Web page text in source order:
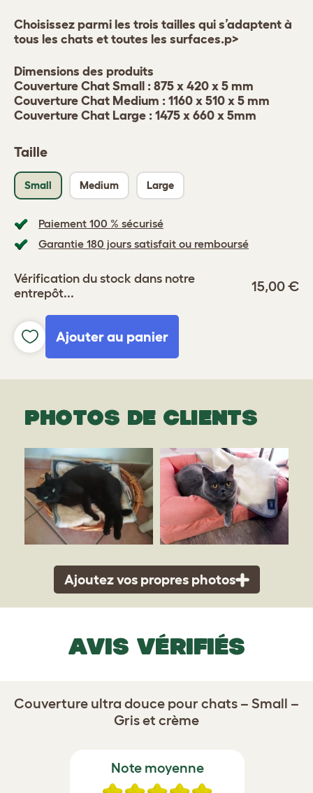
Taille
Small Medium Large
Paiement 100 % sécurisé
Garantie 180 jours satisfait ou remboursé
Vérification du stock dans notre
entrepôt...
15,00 €
Ajouter au panier
Choisissez parmi les trois tailles qui s’adaptent à
tous les chats et toutes les surfaces.p>
Dimensions des produits
Couverture Chat Small : 875 x 420 x 5 mm
Couverture Chat Medium : 1160 x 510 x 5 mm
Couverture Chat Large : 1475 x 660 x 5mm
PHOTOS DE CLIENTS
Ajoutez vos propres photos
AVIS VÉRIFIÉS
Couverture ultra douce pour chats – Small –
Gris et crème
Note moyenne